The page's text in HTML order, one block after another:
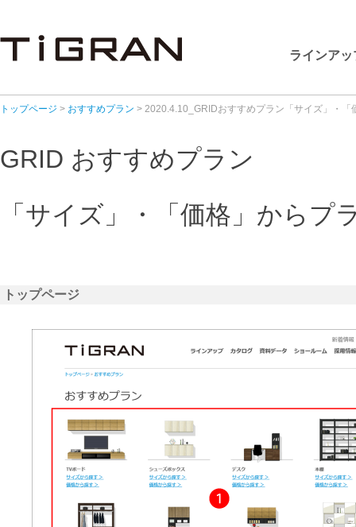
ラインアッ
トップページ > おすすめプラン > 2020.4.10_GRIDおすすめプラン「サイズ」・
GRID おすすめプラン
「サイズ」・「価格」から
トップページ